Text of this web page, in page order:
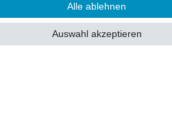
Vertrag widerrufen
Alle ablehnen
Auswahl akzeptieren